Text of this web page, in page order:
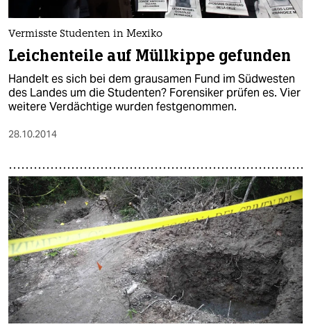
Vermisste Studenten in Mexiko
Leichenteile auf Müllkippe gefunden
Handelt es sich bei dem grausamen Fund im Südwesten
des Landes um die Studenten? Forensiker prüfen es. Vier
weitere Verdächtige wurden festgenommen.
28.10.2014